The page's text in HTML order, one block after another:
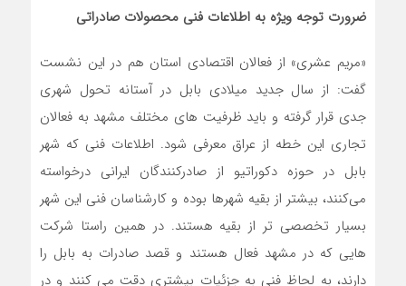
ضرورت توجه ویژه به اطلاعات فنی محصولات صادراتی
«مریم عشری» از فعالان اقتصادی استان هم در این نشست
گفت: از سال جدید میلادی بابل در آستانه تحول شهری
جدی قرار گرفته و باید ظرفیت های مختلف مشهد به فعالان
تجاری این خطه از عراق معرفی شود. اطلاعات فنی که شهر
بابل در حوزه دکوراتیو از صادرکنندگان ایرانی درخواسته
می‌کنند، بیشتر از بقیه شهرها بوده و کارشناسان فنی این شهر
بسیار تخصصی تر از بقیه هستند. در همین راستا شرکت
هایی که در مشهد فعال هستند و قصد صادرات به بابل را
دارند، به لحاظ فنی به جزئیات بیشتری دقت می کنند و در